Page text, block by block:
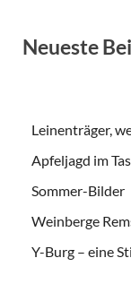
Neueste
Leinenträger,
Apfeljagd im
Sommer-Bilder
Weinberge
Y-Burg – eine